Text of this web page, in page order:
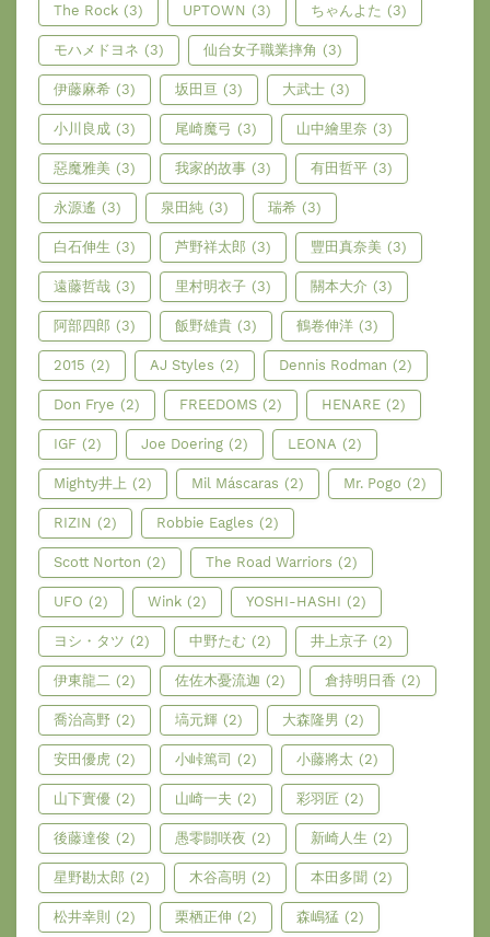
The Rock (3) UPTOWN (3) ちゃんよた (3)
モハメドヨネ (3) 仙台女子職業摔角 (3)
伊藤麻希 (3) 坂田亘 (3) 大武士 (3)
小川良成 (3) 尾崎魔弓 (3) 山中繪里奈 (3)
惡魔雅美 (3) 我家的故事 (3) 有田哲平 (3)
永源遙 (3) 泉田純 (3) 瑞希 (3)
白石伸生 (3) 芦野祥太郎 (3) 豐田真奈美 (3)
遠藤哲哉 (3) 里村明衣子 (3) 關本大介 (3)
阿部四郎 (3) 飯野雄貴 (3) 鶴卷伸洋 (3)
2015 (2) AJ Styles (2) Dennis Rodman (2)
Don Frye (2) FREEDOMS (2) HENARE (2)
IGF (2) Joe Doering (2) LEONA (2)
Mighty井上 (2) Mil Máscaras (2) Mr. Pogo (2)
RIZIN (2) Robbie Eagles (2)
Scott Norton (2) The Road Warriors (2)
UFO (2) Wink (2) YOSHI-HASHI (2)
ヨシ・タツ (2) 中野たむ (2) 井上京子 (2)
伊東龍二 (2) 佐佐木憂流迦 (2) 倉持明日香 (2)
喬治高野 (2) 塙元輝 (2) 大森隆男 (2)
安田優虎 (2) 小峠篤司 (2) 小藤將太 (2)
山下實優 (2) 山崎一夫 (2) 彩羽匠 (2)
後藤達俊 (2) 愚零闘咲夜 (2) 新崎人生 (2)
星野勘太郎 (2) 木谷高明 (2) 本田多聞 (2)
松井幸則 (2) 栗栖正伸 (2) 森嶋猛 (2)